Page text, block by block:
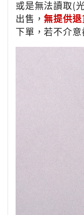
或是無法讀取(
出售，無提供
下單，若不介意